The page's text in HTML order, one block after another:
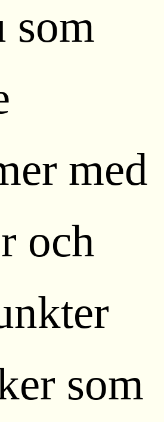
som
med
och
som